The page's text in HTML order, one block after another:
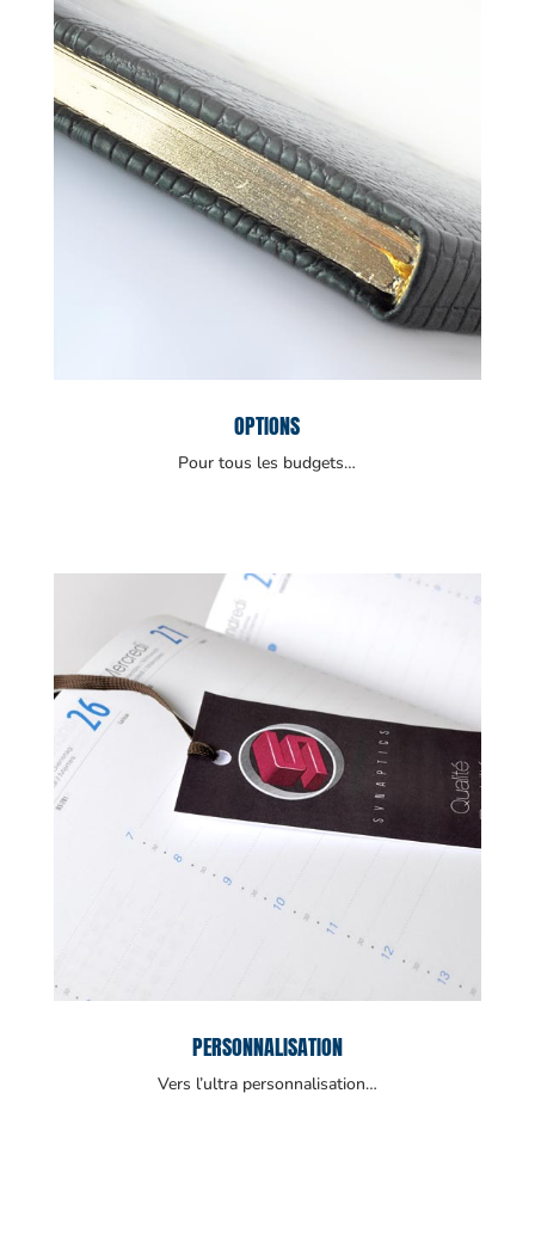
OPTIONS
Pour tous les budgets…
PERSONNALISATION
Vers l’ultra personnalisation…